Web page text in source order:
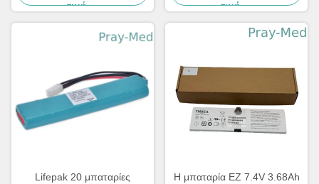
Mindray
τιμή τιμή
Lifepak 20 μπαταρίες
Η μπαταρία EZ 7.4V 3.68Ah